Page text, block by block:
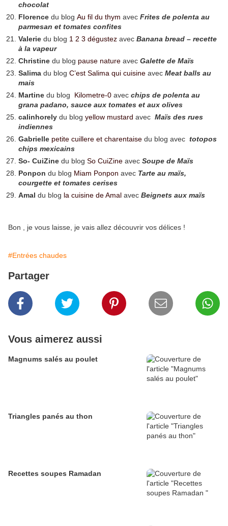
chocolat
Florence du blog Au fil du thym avec Frites de polenta au
parmesan et tomates confites
Valerie du blog 1 2 3 dégustez avec Banana bread – recette
à la vapeur
Christine du blog pause nature avec Galette de Maïs
Salima du blog C’est Salima qui cuisine avec Meat balls au
mais
Martine du blog Kilometre-0 avec chips de polenta au
grana padano, sauce aux tomates et aux olives
calinhorely du blog yellow mustard avec Maïs des rues
indiennes
Gabrielle petite cuillere et charentaise du blog avec totopos
chips mexicains
So- CuiZine du blog So CuiZine avec Soupe de Maïs
Ponpon du blog Miam Ponpon avec Tarte au maïs,
courgette et tomates cerises
Amal du blog la cuisine de Amal avec Beignets aux maïs
Bon , je vous laisse, je vais allez découvrir vos délices !
#Entrées chaudes
Partager
Vous aimerez aussi
Magnums salés au poulet
Triangles panés au thon
Recettes soupes Ramadan